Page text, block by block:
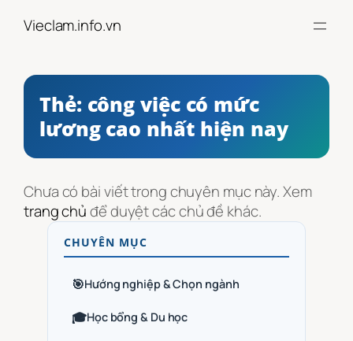
đến
dung
Vieclam.info.vn
Thẻ: công việc có mức
lương cao nhất hiện nay
Chưa có bài viết trong chuyên mục này. Xem
trang chủđể duyệt các chủ đề khác.
CHUYÊN MỤC
🎯Hướng nghiệp & Chọn ngành
🎓Học bổng & Du học